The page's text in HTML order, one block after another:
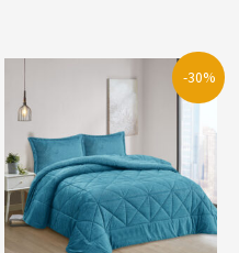
-30%